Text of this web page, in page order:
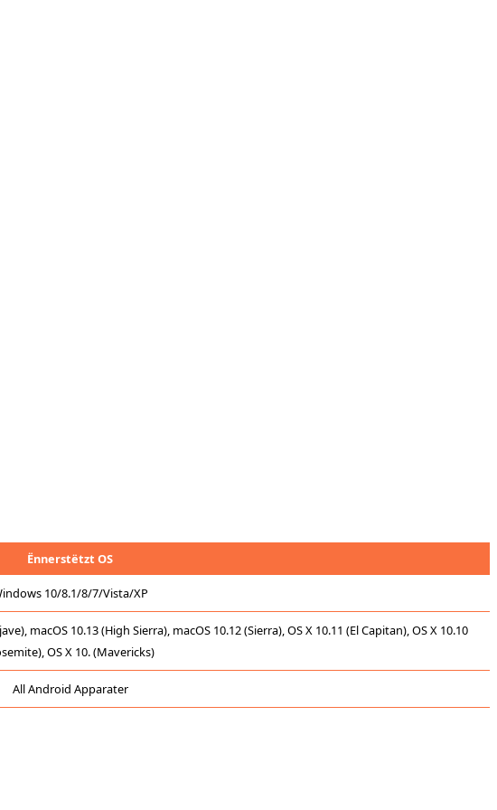
Ënnerstëtzt OS
10/8.1/8/7/Vista/XP
macOS 10.13 (High Sierra), macOS 10.12 (Sierra), OS X 10.11 (El Capitan), OS X 10.10
OS X 10. (Mavericks)
All Android Apparater